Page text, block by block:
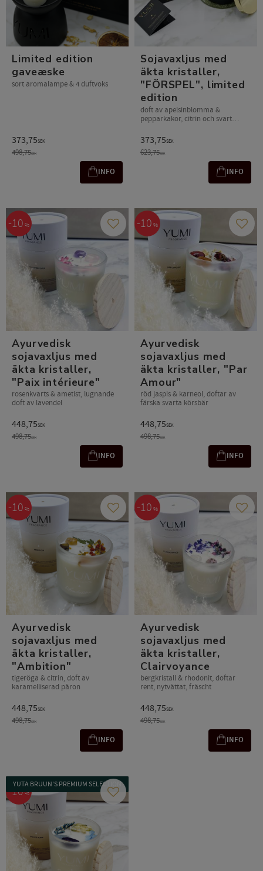
Limited edition
gaveæske
sort aromalampe & 4 duftvoks
373,75SEK
498,75SEK
INFO
Sojavaxljus med
äkta kristaller,
"FÖRSPEL", limited
edition
doft av apelsinblomma &
pepparkakor, citrin och svart
373,75SEK
623,75SEK
INFO
Ayurvedisk
sojavaxljus med
äkta kristaller,
"Paix intérieure"
rosenkvarts & ametist, lugnande
doft av lavendel
448,75SEK
498,75SEK
10 % Gem som favorit
INFO
Ayurvedisk
sojavaxljus med
äkta kristaller, "Par
Amour"
röd jaspis & karneol, doftar av
färska svarta körsbär
448,75SEK
498,75SEK
10 % Gem
INFO
Ayurvedisk
sojavaxljus med
äkta kristaller,
"Ambition"
tigeröga & citrin, doft av
karamelliserad päron
448,75SEK
498,75SEK
10 % Gem som favorit
INFO
Ayurvedisk
sojavaxljus med
äkta kristaller,
Clairvoyance
bergkristall & rhodonit, doftar
rent, nytvättat, fräscht
448,75SEK
498,75SEK
10 % Gem
INFO
10%
YUTA BRUUN'S PREMIUM SELECTION
Gem som favorit